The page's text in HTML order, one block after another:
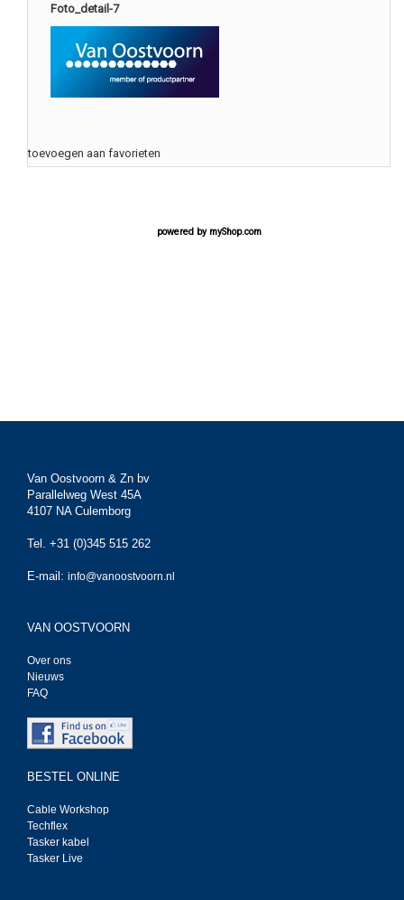
Foto_detail-7
toevoegen aan favorieten
powered by myShop.com
Van Oostvoorn & Zn bv
Parallelweg West 45A
4107 NA Culemborg
Tel. +31 (0)345 515 262
E-mail: info@vanoostvoorn.nl
VAN OOSTVOORN
Over ons
Nieuws
FAQ
BESTEL ONLINE
Cable Workshop
Techflex
Tasker kabel
Tasker Live